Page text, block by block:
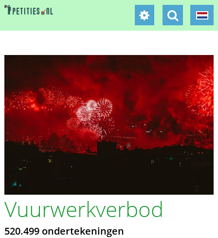
Vuurwerkverbod
520.499 ondertekeningen